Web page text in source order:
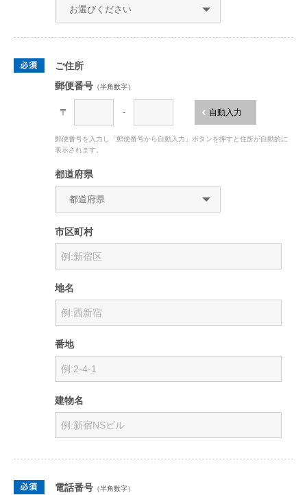
ご住所
郵便番号 （半角数字）
〒 - 自動入力
郵便番号を入力し「郵便番号から自動入力」ボタンを押すと住所が自動的に
表示されます。
都道府県
市区町村
地名
番地
建物名
電話番号 （半角数字）